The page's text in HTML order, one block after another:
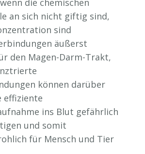
die chemischen
an sich nicht giftig sind,
sind
äußerst
den Magen-Darm-Trakt,
können darüber
effiziente
ins Blut gefährlich
und somit
für Mensch und Tier